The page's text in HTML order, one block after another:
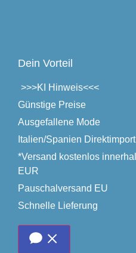
Dein Vorteil
>>>KI Hinweis<<<
Günstige Preise
Ausgefallene Mode
Italien/Spanien Direktimport
*Versand kostenlos
EUR
Pauschalversand EU
Schnelle Lieferung